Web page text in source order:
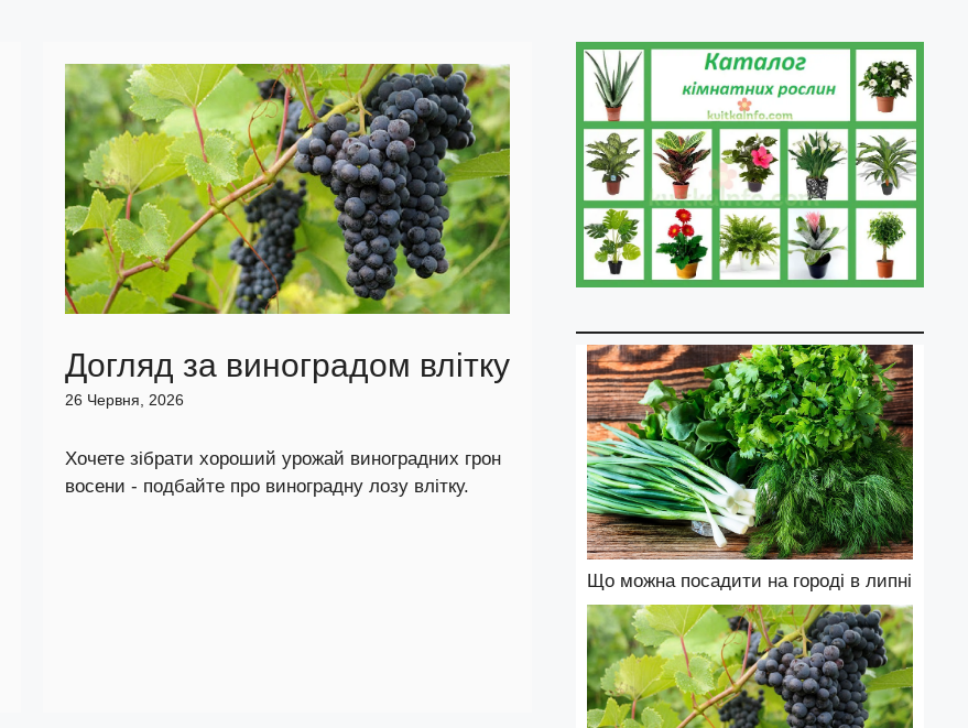
Догляд за виноградом влітку
26 Червня, 2026
Хочете зібрати хороший урожай виноградних грон
восени - подбайте про виноградну лозу влітку.
Що можна посадити на городі в липні